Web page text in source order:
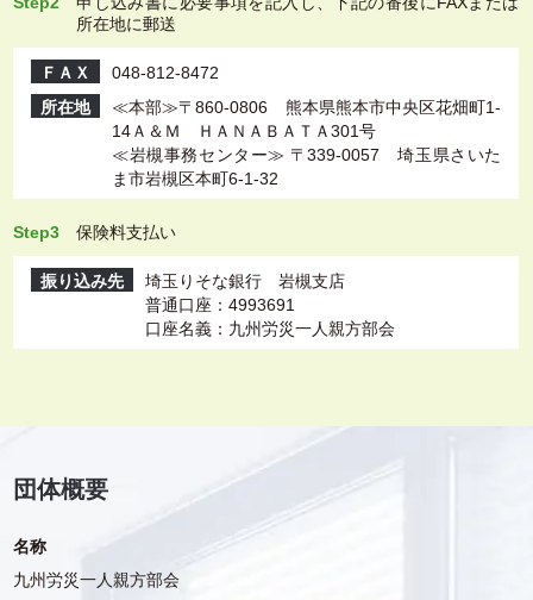
所在地に郵送
ＦＡＸ
048-812-8472
所在地
≪本部≫〒860-0806 熊本県熊本市中央区花畑町1-
14Ａ＆Ｍ ＨＡＮＡＢＡＴＡ301号
≪岩槻事務センター≫ 〒339-0057 埼玉県さいた
ま市岩槻区本町6-1-32
Step3 保険料支払い
振り込み先
埼玉りそな銀行 岩槻支店
普通口座：4993691
口座名義：九州労災一人親方部会
団体概要
名称
九州労災一人親方部会